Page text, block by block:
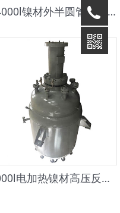
34000l镍材外半圆管高压反应釜
2000l电加热镍材高压反应釜